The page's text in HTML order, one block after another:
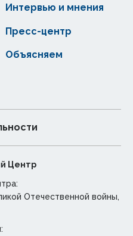
Интервью и мнения
Пресс-центр
Объясняем
Центр
Отечественной войны,